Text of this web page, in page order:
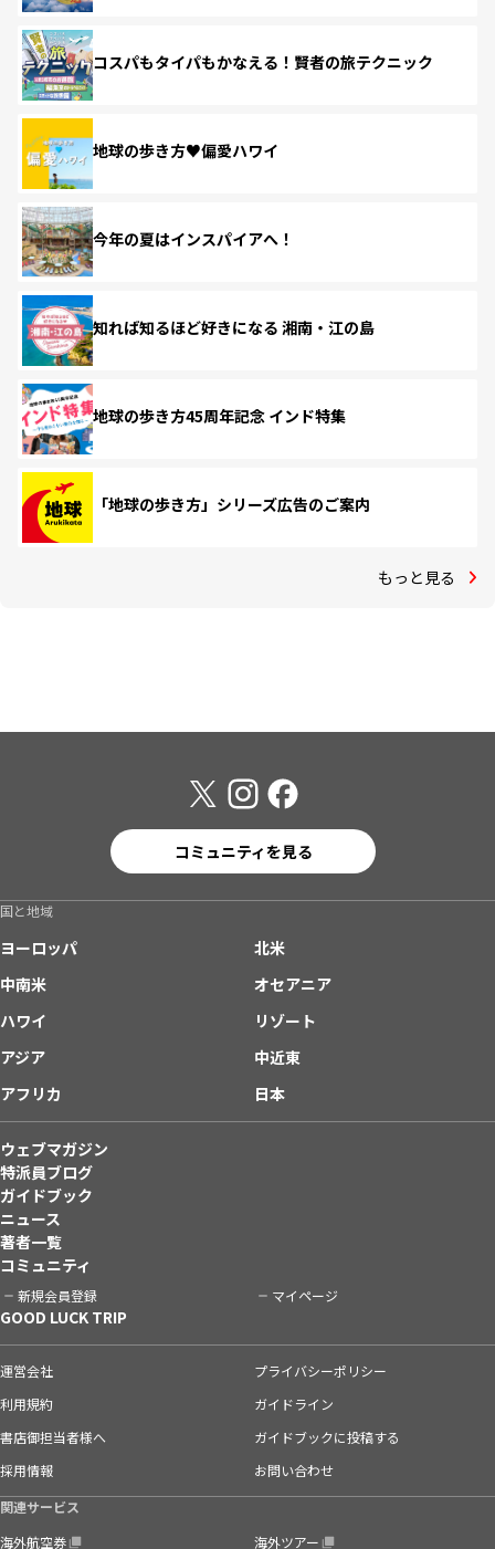
コスパもタイパもかなえる！賢者の旅テクニック
地球の歩き方♥偏愛ハワイ
今年の夏はインスパイアへ！
知れば知るほど好きになる 湘南・江の島
地球の歩き方45周年記念 インド特集
「地球の歩き方」シリーズ広告のご案内
もっと見る
コミュニティを見る
国と地域
ヨーロッパ
北米
中南米
オセアニア
ハワイ
リゾート
アジア
中近東
アフリカ
日本
ウェブマガジン
特派員ブログ
ガイドブック
ニュース
著者一覧
コミュニティ
新規会員登録 マイページ
GOOD LUCK TRIP
運営会社
プライバシーポリシー
利用規約
ガイドライン
書店御担当者様へ
ガイドブックに投稿する
採用情報
お問い合わせ
関連サービス
海外航空券
海外ツアー